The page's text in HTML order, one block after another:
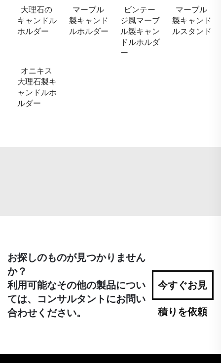
大理石の
キャンドル
ホルダー
マーブル
製キャンド
ルホルダー
ビンテー
ジ風マーブ
ル製キャン
ドルホルダ
ー
マーブル
製キャンド
ルスタンド
オニキス
大理石製キ
ャンドルホ
ルダー
お探しのものが見つかりません
か？
利用可能なその他の製品につい
ては、コンサルタントにお問い
合わせください。
今すぐお見
積りを依頼